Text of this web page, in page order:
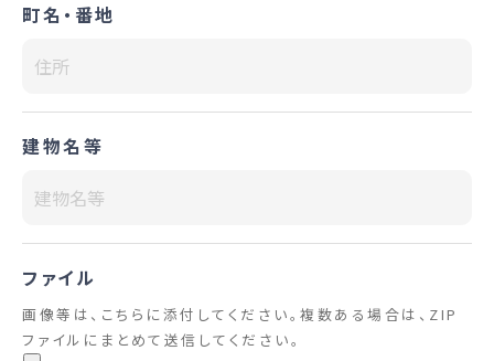
町名・番地
建物名等
ファイル
画像等は、こちらに添付してください。複数ある場合は、ZIP
ファイルにまとめて送信してください。